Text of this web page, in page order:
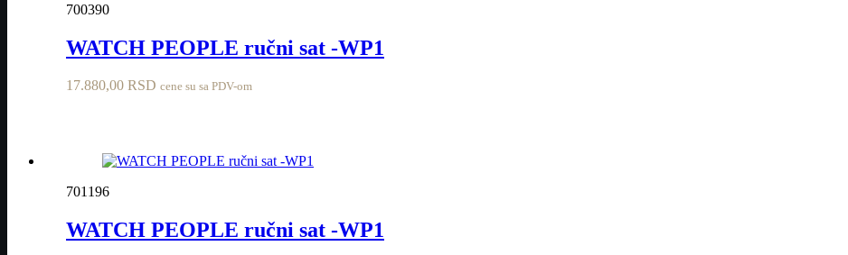
700390
WATCH PEOPLE ručni sat -WP1
17.880,00 RSD cene su sa PDV-om
701196
WATCH PEOPLE ručni sat -WP1